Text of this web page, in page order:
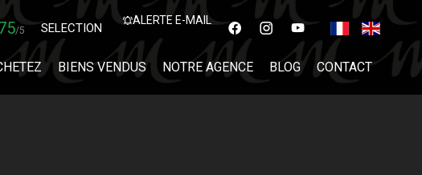
/5 SELECTION
ALERTE E-MAIL
BIENS VENDUS NOTRE AGENCE BLOG CONTACT